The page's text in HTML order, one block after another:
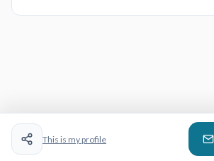
This is my profile